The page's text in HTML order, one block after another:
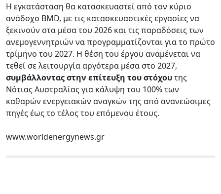
Η εγκατάσταση θα κατασκευαστεί από τον κύριο
ανάδοχο BMD, με τις κατασκευαστικές εργασίες να
ξεκινούν στα μέσα του 2026 και τις παραδόσεις των
ανεμογεννητριών να προγραμματίζονται για το πρώτο
τρίμηνο του 2027. Η θέση του έργου αναμένεται να
τεθεί σε λειτουργία αργότερα μέσα στο 2027,
συμβάλλοντας στην επίτευξη του στόχουτης
Νότιας Αυστραλίας για κάλυψη του 100% των
καθαρών ενεργειακών αναγκών της από ανανεώσιμες
πηγές έως το τέλος του επόμενου έτους.
www.worldenergynews.gr